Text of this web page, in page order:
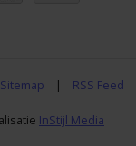
Sitemap | RSS Feed
InStijl Media